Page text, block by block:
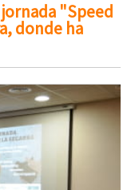
"Speed
donde ha